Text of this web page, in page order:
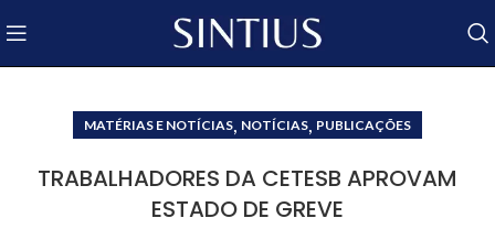
MATÉRIAS E NOTÍCIAS, NOTÍCIAS, PUBLICAÇÕES
TRABALHADORES DA CETESB APROVAM
ESTADO DE GREVE